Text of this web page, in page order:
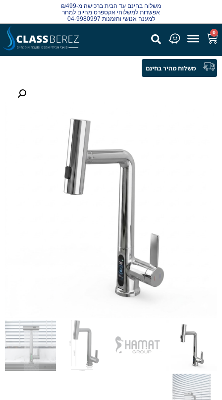
משלוח בחינם עד הבית ברכישה מ-₪499
אפשרות למשלוחי אקספרס מהיום למחר
למענה אנושי והזמנות 04-9980997
0
משלוח מהיר בחינם